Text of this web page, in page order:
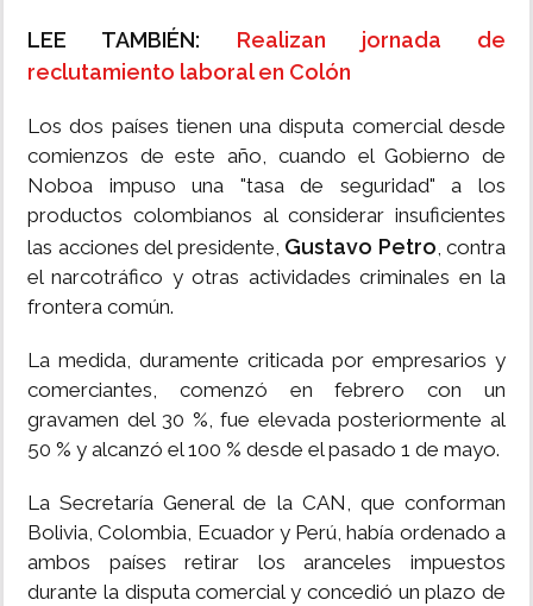
LEE TAMBIÉN: Realizan jornada de
reclutamiento laboral en Colón
Los dos países tienen una disputa comercial desde
comienzos de este año, cuando el Gobierno de
Noboa impuso una "tasa de seguridad" a los
productos colombianos al considerar insuficientes
las acciones del presidente, Gustavo Petro, contra
el narcotráfico y otras actividades criminales en la
frontera común.
La medida, duramente criticada por empresarios y
comerciantes, comenzó en febrero con un
gravamen del 30 %, fue elevada posteriormente al
50 % y alcanzó el 100 % desde el pasado 1 de mayo.
La Secretaría General de la CAN, que conforman
Bolivia, Colombia, Ecuador y Perú, había ordenado a
ambos países retirar los aranceles impuestos
durante la disputa comercial y concedió un plazo de